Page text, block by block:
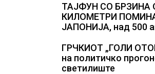
ТАЈФУН СО БРЗИНА
КИЛОМЕТРИ
ЈАПОНИЈА, над 500
ГРЧКИОТ „ГОЛИ
на политичко
светилиште